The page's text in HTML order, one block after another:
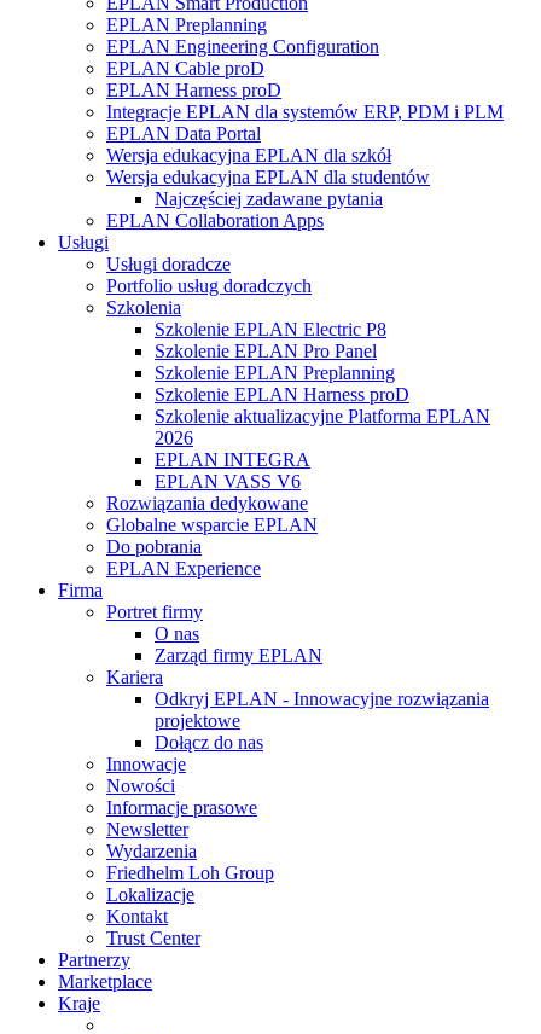
EPLAN Preplanning
EPLAN Engineering Configuration
EPLAN Cable proD
EPLAN Harness proD
Integracje EPLAN dla systemów ERP, PDM i PLM
EPLAN Data Portal
Wersja edukacyjna EPLAN dla szkół
Wersja edukacyjna EPLAN dla studentów
Najczęściej zadawane pytania
EPLAN Collaboration Apps
Usługi
Usługi doradcze
Portfolio usług doradczych
Szkolenia
Szkolenie EPLAN Electric P8
Szkolenie EPLAN Pro Panel
Szkolenie EPLAN Preplanning
Szkolenie EPLAN Harness proD
Szkolenie aktualizacyjne Platforma EPLAN
2026
EPLAN INTEGRA
EPLAN VASS V6
Rozwiązania dedykowane
Globalne wsparcie EPLAN
Do pobrania
EPLAN Experience
Firma
Portret firmy
O nas
Zarząd firmy EPLAN
Kariera
Odkryj EPLAN - Innowacyjne rozwiązania
projektowe
Dołącz do nas
Innowacje
Nowości
Informacje prasowe
Newsletter
Wydarzenia
Friedhelm Loh Group
Lokalizacje
Kontakt
Trust Center
Partnerzy
Marketplace
Kraje